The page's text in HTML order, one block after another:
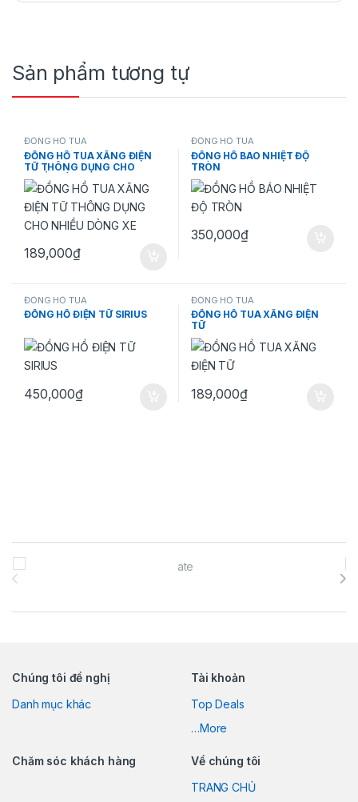
Sản phẩm tương tự
ĐỒNG HỒ TUA
ĐỒNG HỒ TUA XĂNG ĐIỆN
TỮ THÔNG DỤNG CHO
NHIỀU DÒNG XE
189,000₫
ĐỒNG HỒ TUA
ĐỒNG HỒ BÁO NHIỆT ĐỘ
TRÒN
350,000₫
ĐỒNG HỒ TUA
ĐỒNG HỒ ĐIỆN TỮ SIRIUS
450,000₫
ĐỒNG HỒ TUA
ĐỒNG HỒ TUA XĂNG ĐIỆN
TỮ
189,000₫
Brands Carousel
Chúng tôi đề nghị
Danh mục khác
Tài khoản
Top Deals
…More
Chăm sóc khách hàng
Về chúng tôi
TRANG CHỦ